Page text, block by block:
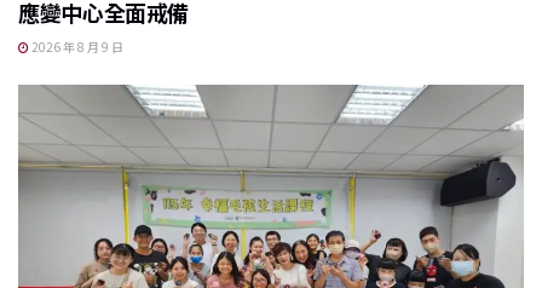
應變中心全面戒備
2026 年 8 月 9 日